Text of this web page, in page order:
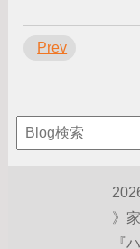
Prev
》
『